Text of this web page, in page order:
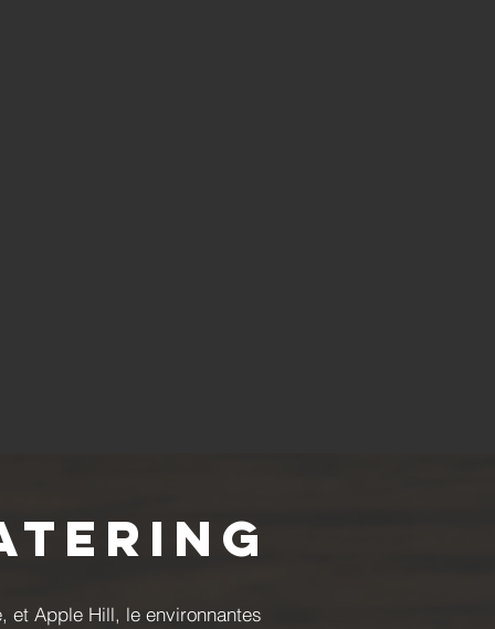
et Apple Hill, le environnantes